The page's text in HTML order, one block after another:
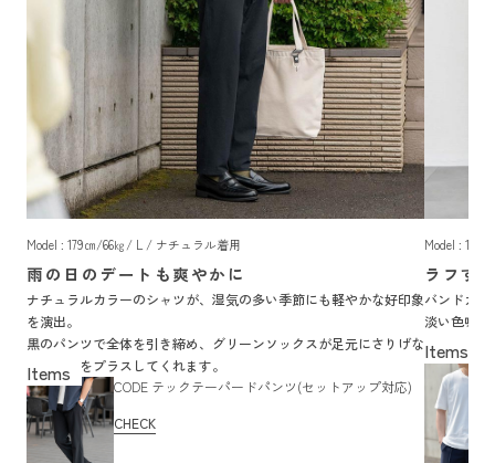
Model : 179㎝/66㎏/ L / ナチュラル着用
雨の日のデートも爽やかに
ナチュラルカラーのシャツが、湿気の多い季節にも軽やかな好印象
を演出。
黒のパンツで全体を引き締め、グリーンソックスが足元にさりげな
い洒落感をプラスしてくれます。
CODE テックテーパードパンツ(セットアップ対応)
CHECK
Model : 179
ラフす
バンドカ
淡い色味
くれるた